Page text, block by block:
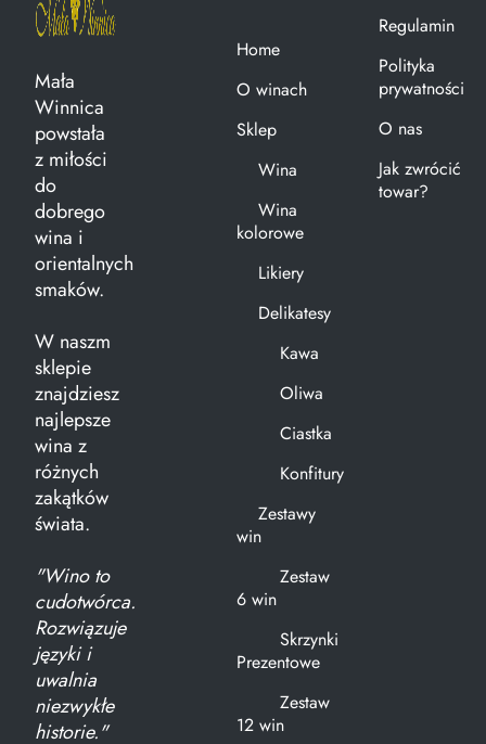
Mała
Winnica
powstała
z miłości
do
dobrego
wina i
orientalnych
smaków.
W naszm
sklepie
znajdziesz
najlepsze
wina z
różnych
zakątków
świata.
"Wino to
cudotwórca.
Rozwiązuje
języki i
uwalnia
niezwykłe
historie."
Home
O winach
Sklep
Wina
Wina
kolorowe
Likiery
Delikatesy
Kawa
Oliwa
Ciastka
Konfitury
Zestawy
win
Zestaw
6 win
Skrzynki
Prezentowe
Zestaw
12 win
Regulamin
Polityka
prywatności
O nas
Jak zwrócić
towar?